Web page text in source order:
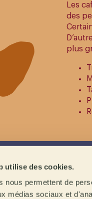
utilise des cookies.
nous permettent de
médias sociaux et
Les
des
plus
de 30 kilos